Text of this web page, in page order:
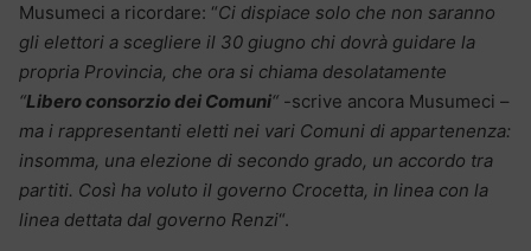
Musumeci a ricordare: “Ci dispiace solo che non saranno
gli elettori a scegliere il 30 giugno chi dovrà guidare la
propria Provincia, che ora si chiama desolatamente
“Libero consorzio dei Comuni“ -scrive ancora Musumeci –
ma i rappresentanti eletti nei vari Comuni di appartenenza:
insomma, una elezione di secondo grado, un accordo tra
partiti. Così ha voluto il governo Crocetta, in linea con la
linea dettata dal governo Renzi“.